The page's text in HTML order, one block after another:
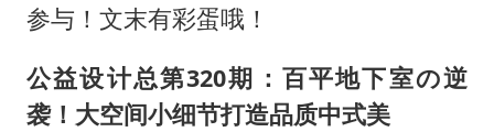
参与！文末有彩蛋哦！
公益设计总第320期：百平地下室の逆
袭！大空间小细节打造品质中式美